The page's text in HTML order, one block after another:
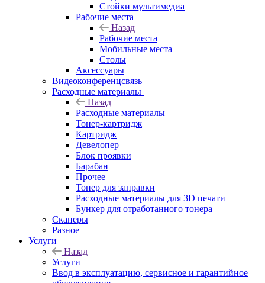
Стойки мультимедиа
Рабочие места
Назад
Рабочие места
Мобильные места
Столы
Аксессуары
Видеоконференцсвязь
Расходные материалы
Назад
Расходные материалы
Тонер-картридж
Картридж
Девелопер
Блок проявки
Барабан
Прочее
Тонер для заправки
Расходные материалы для 3D печати
Бункер для отработанного тонера
Сканеры
Разное
Услуги
Назад
Услуги
Ввод в эксплуатацию, сервисное и гарантийное